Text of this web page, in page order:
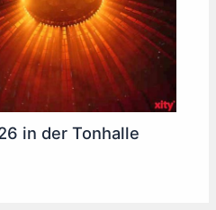
in der Tonhalle